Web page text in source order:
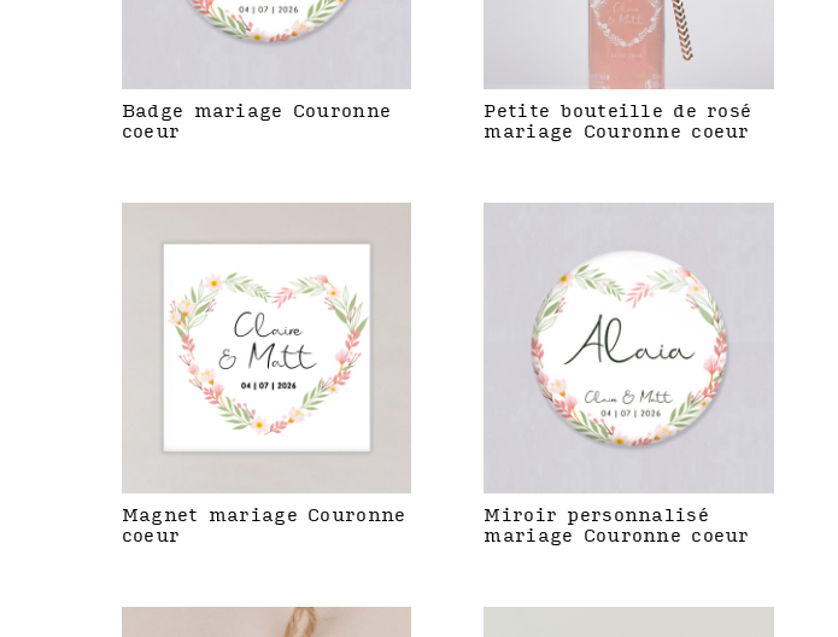
Badge mariage Couronne
coeur
Petite bouteille de rosé
mariage Couronne coeur
Magnet mariage Couronne
coeur
Miroir personnalisé
mariage Couronne coeur